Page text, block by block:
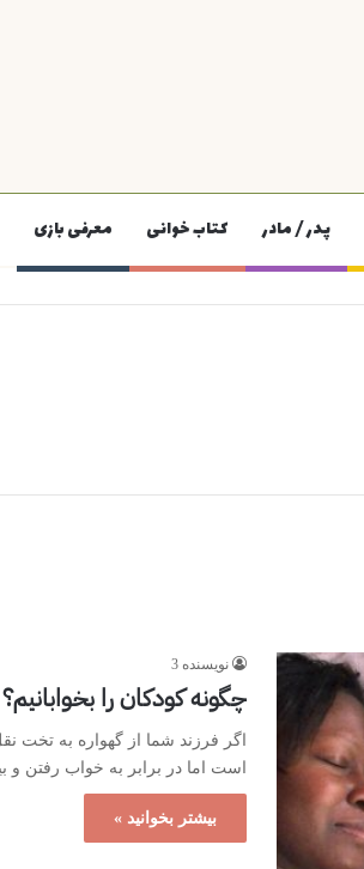
پدر / مادر کتاب خوانی معرفی بازی
نویسنده 3
چگونه کودکان را بخوابانیم؟
اگر فرزند شما از گهواره به تخت
است اما در برابر به خواب رفتن
بیشتر بخوانید »